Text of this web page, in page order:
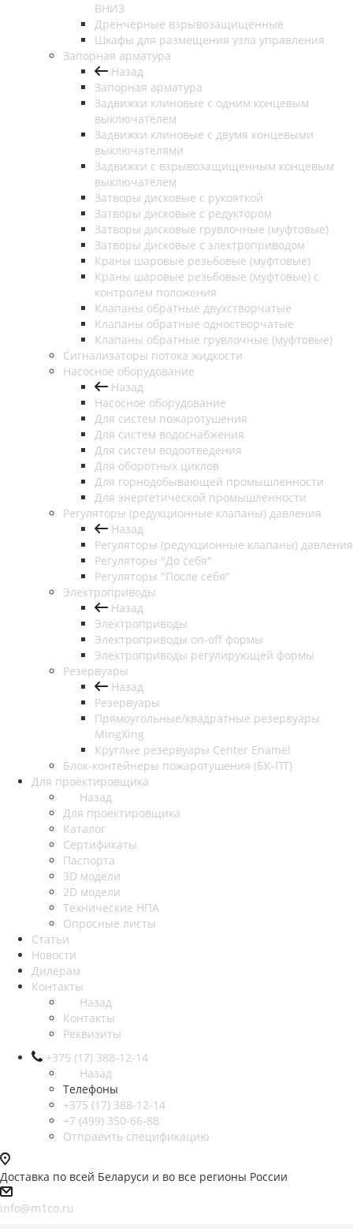
ВНИЗ
Дренчерные взрывозащищенные
Шкафы для размещения узла управления
Запорная арматура
Назад
Запорная арматура
Задвижки клиновые с одним концевым
выключателем
Задвижки клиновые с двумя концевыми
выключателями
Задвижки с взрывозащищенным концевым
выключателем
Затворы дисковые с рукояткой
Затворы дисковые с редуктором
Затворы дисковые грувлочные (муфтовые)
Затворы дисковые с электроприводом
Краны шаровые резьбовые (муфтовые)
Краны шаровые резьбовые (муфтовые) с
контролем положения
Клапаны обратные двухстворчатые
Клапаны обратные одностворчатые
Клапаны обратные грувлочные (муфтовые)
Сигнализаторы потока жидкости
Насосное оборудование
Назад
Насосное оборудование
Для систем пожаротушения
Для систем водоснабжения
Для систем водоотведения
Для оборотных циклов
Для горнодобывающей промышленности
Для энергетической промышленности
Регуляторы (редукционные клапаны) давления
Назад
Регуляторы (редукционные клапаны) давления
Регуляторы "До себя"
Регуляторы "После себя"
Электроприводы
Назад
Электроприводы
Электроприводы on-off формы
Электроприводы регулирующей формы
Резервуары
Назад
Резервуары
Прямоугольные/квадратные резервуары
MingXing
Круглые резервуары Center Enamel
Блок-контейнеры пожаротушения (БК-ПТ)
Для проектировщика
Назад
Для проектировщика
Каталог
Сертификаты
Паспорта
3D модели
2D модели
Технические НПА
Опросные листы
Статьи
Новости
Дилерам
Контакты
Назад
Контакты
Реквизиты
+375 (17) 388-12-14
Назад
Телефоны
+375 (17) 388-12-14
+7 (499) 350-66-88
Отправить спецификацию
Доставка по всей Беларуси и во все регионы России
info@m1co.ru